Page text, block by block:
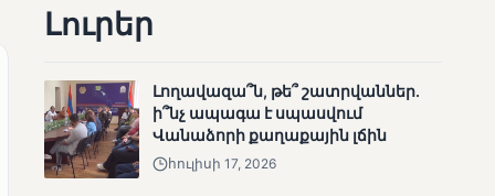
անչափահասների
որոնողական
աշխատանքները
Լուրեր
Լողավազա՞ն, թե՞ շատրվաններ.
ի՞նչ ապագա է սպասվում
Վանաձորի քաղաքային լճին
հուլիսի 17, 2026